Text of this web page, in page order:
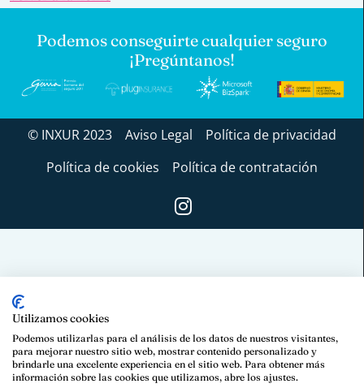
Podemos conseguirte cualquier seguro
¡Pregúntanos!
© INXUR 2023 Aviso Legal
Política de privacidad
Política de cookies
Política de contratación
Utilizamos cookies
Podemos utilizarlas para el análisis de los datos de nuestros visitantes,
para mejorar nuestro sitio web, mostrar contenido personalizado y
brindarle una excelente experiencia en el sitio web. Para obtener más
información sobre las cookies que utilizamos, abre los ajustes.